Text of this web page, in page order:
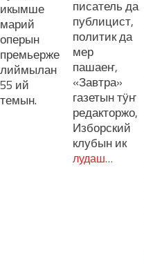
икымше
марий
оперын
премьерже
лиймылан
55 ий
темын.
писатель да
публицист,
политик да
мер
пашаеҥ,
«Завтра»
газетын тӱҥ
редакторжо,
Изборский
клубын ик
лудаш…